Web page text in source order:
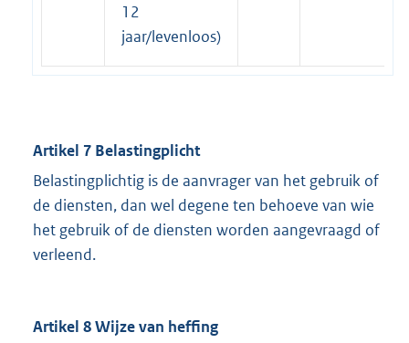
12
jaar/levenloos)
Artikel 7 Belastingplicht
Belastingplichtig is de aanvrager van het gebruik of
de diensten, dan wel degene ten behoeve van wie
het gebruik of de diensten worden aangevraagd of
verleend.
Artikel 8 Wijze van heffing